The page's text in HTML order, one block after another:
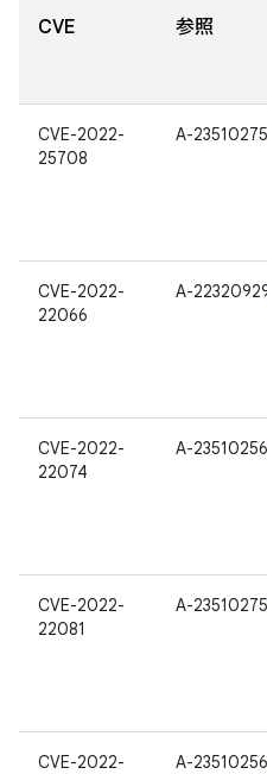
CVE 参照
CVE-2022-
25708
A-
CVE-2022-
22066
A-
CVE-2022-
22074
A-
CVE-2022-
22081
A-
CVE-2022-
A-